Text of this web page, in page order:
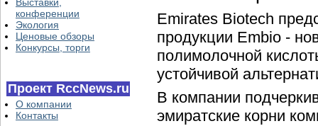
конференции
Экология
Ценовые обзоры
Конкурсы, торги
Проект RccNews.ru
О компании
Контакты
Emirates Biotech
продукции Embio -
полимолочной
устойчивой
В компании
эмиратские корни